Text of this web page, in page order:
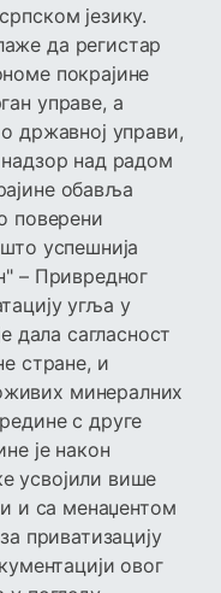
језику.
да регистар
покрајине
управе, а
државној управи,
над радом
обавља
поверени
успешнија
– Привредног
угља у
дала сагласност
стране, и
минералних
с друге
је након
усвојили више
и са менаџентом
приватизацију
овог